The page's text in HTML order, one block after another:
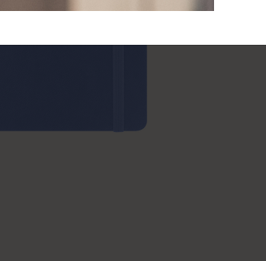
ライフプランナー・コレクシ
ン